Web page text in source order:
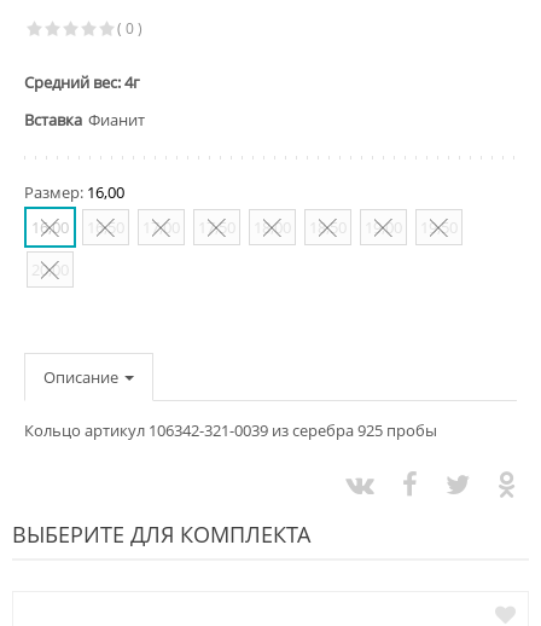
( 0 )
Средний вес: 4г
Вставка Фианит
Размер: 16,00
16,00
16,50 17,00 17,50 18,00 18,50 19,00
19,50
20,00
Описание
Кольцо артикул 106342-321-0039 из серебра 925 пробы
ВЫБЕРИТЕ ДЛЯ КОМПЛЕКТА